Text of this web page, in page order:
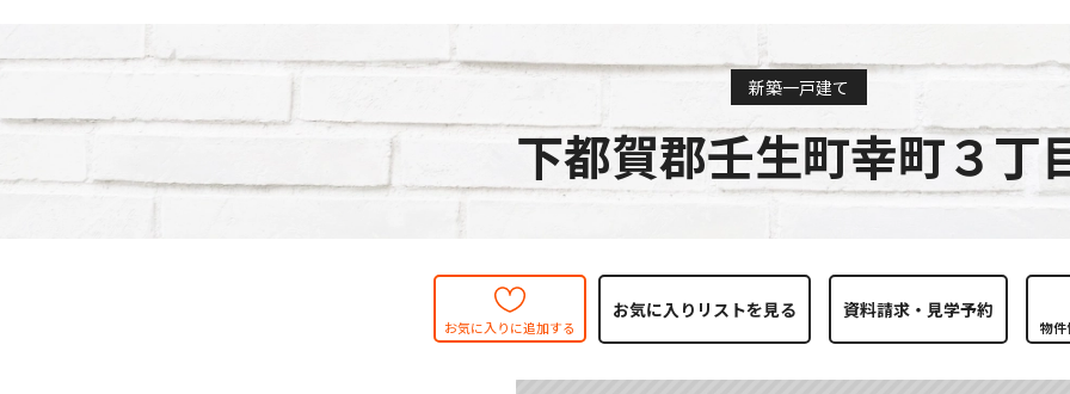
新築一戸建て
下都賀郡壬生町幸町３丁
お気に入りに追加する
お気に入りリストを見る
物件